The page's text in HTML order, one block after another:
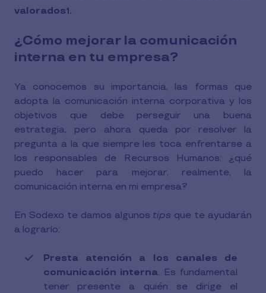
valorados1 .
¿Cómo mejorar la comunicación
interna en tu empresa?
Ya conocemos su importancia, las formas que
adopta la comunicación interna corporativa y los
objetivos que debe perseguir una buena
estrategia, pero ahora queda por resolver la
pregunta a la que siempre les toca enfrentarse a
los responsables de Recursos Humanos: ¿qué
puedo hacer para mejorar, realmente, la
comunicación interna en mi empresa?
En Sodexo te damos algunos tips que te ayudarán
a lograrlo:
Presta atención a los canales de
comunicación interna. Es fundamental
tener presente a quién se dirige el